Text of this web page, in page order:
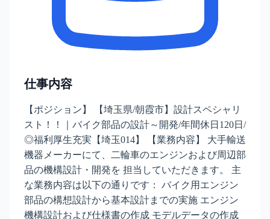
仕事内容
【ポジション】 【埼玉県/朝霞市】設計スペシャリ
スト！！｜バイク部品の設計～開発/年間休日120日/
◎福利厚生充実【埼玉014】 【業務内容】 大手輸送
機器メーカーにて、二輪車のエンジンおよび周辺部
品の機構設計・開発を 担当していただきます。 主
な業務内容は以下の通りです： バイク用エンジン
部品の構想設計から基本設計までの実施 エンジン
機構設計および仕様書の作成 モデルデータの作成